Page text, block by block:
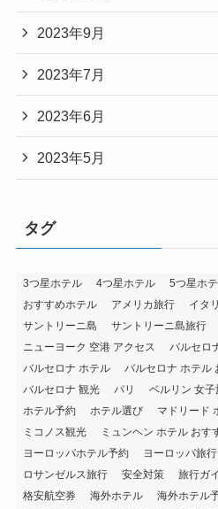
2023年9月
2023年7月
2023年6月
2023年5月
タグ
3つ星ホテル 4つ星ホテル 5つ星ホ
おすすめホテル
アメリカ旅行 イタ
サントリーニ島
サントリーニ島旅行
ニューヨーク 空港 アクセス
バルセロ
バルセロナ ホテル
バルセロナ ホテル
バルセロナ 観光
パリ ベルリン 女子
ホテル予約
ホテル選び マドリード
ミコノス観光
ミュンヘン ホテル おす
ヨーロッパホテル予約
ヨーロッパ旅行
ロサンゼルス旅行
安全対策 旅行ガ
格安航空券
海外ホテル 海外ホテル